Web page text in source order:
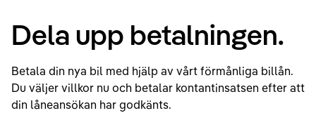
Dela upp betalningen.
Betala din nya bil med hjälp av vårt förmånliga billån.
Du väljer villkor nu och betalar kontantinsatsen efter att
din låneansökan har godkänts.